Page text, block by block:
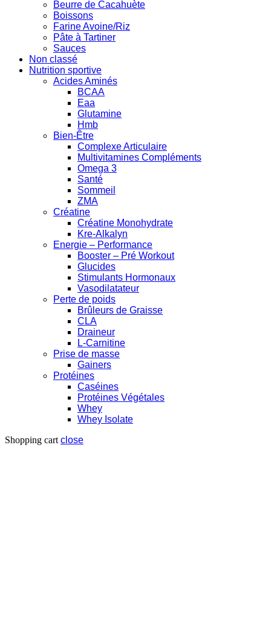
Beurre de Cacahuète
Boissons
Farine Avoine/Riz
Pâte à Tartiner
Sauces
Non classé
Nutrition sportive
Acides Aminés
BCAA
Eaa
Glutamine
Hmb
Bien-Être
Complexe Articulaire
Multivitamines Compléments
Omega 3
Santé
Sommeil
ZMA
Créatine
Créatine Monohydrate
Kre-Alkalyn
Energie – Performance
Booster – Pré Workout
Glucides
Stimulants Hormonaux
Vasodilatateur
Perte de poids
Brûleurs de Graisse
CLA
Draineur
L-Carnitine
Prise de masse
Gainers
Protéines
Caséines
Protéines Végétales
Whey
Whey Isolate
Shopping cart close